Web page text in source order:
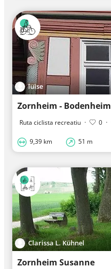
luise
Zornheim - Bodenheim
Ruta ciclista recreatiu · 0 ·
9,39 km 51 m
Clarissa L. Kühnel
Zornheim Susanne